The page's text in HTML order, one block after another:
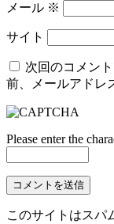
メール ※
サイト
次回のコメン
前、メールアドレ
Please enter the
このサイトはスパ